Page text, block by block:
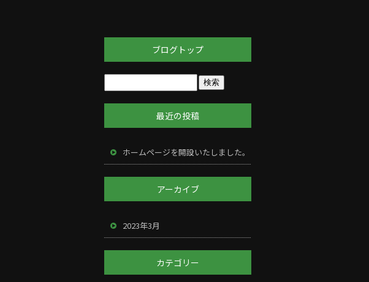
ブログトップ
最近の投稿
ホームページを開設いたしました。
アーカイブ
2023年3月
カテゴリー